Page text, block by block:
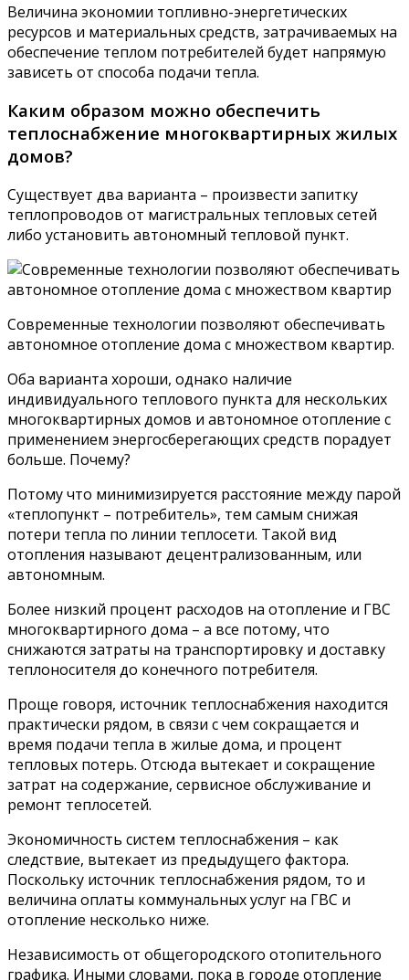
Величина экономии топливно-энергетических
ресурсов и материальных средств, затрачиваемых на
обеспечение теплом потребителей будет напрямую
зависеть от способа подачи тепла.
Каким образом можно обеспечить
теплоснабжение многоквартирных жилых
домов?
Существует два варианта – произвести запитку
теплопроводов от магистральных тепловых сетей
либо установить автономный тепловой пункт.
Современные технологии позволяют обеспечивать
автономное отопление дома с множеством квартир.
Оба варианта хороши, однако наличие
индивидуального теплового пункта для нескольких
многоквартирных домов и автономное отопление с
применением энергосберегающих средств порадует
больше. Почему?
Потому что минимизируется расстояние между парой
«теплопункт – потребитель», тем самым снижая
потери тепла по линии теплосети. Такой вид
отопления называют децентрализованным, или
автономным.
Более низкий процент расходов на отопление и ГВС
многоквартирного дома – а все потому, что
снижаются затраты на транспортировку и доставку
теплоносителя до конечного потребителя.
Проще говоря, источник теплоснабжения находится
практически рядом, в связи с чем сокращается и
время подачи тепла в жилые дома, и процент
тепловых потерь. Отсюда вытекает и сокращение
затрат на содержание, сервисное обслуживание и
ремонт теплосетей.
Экономичность систем теплоснабжения – как
следствие, вытекает из предыдущего фактора.
Поскольку источник теплоснабжения рядом, то и
величина оплаты коммунальных услуг на ГВС и
отопление несколько ниже.
Независимость от общегородского отопительного
графика. Иными словами, пока в городе отопление